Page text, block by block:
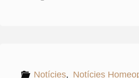
Notícies, Notícies